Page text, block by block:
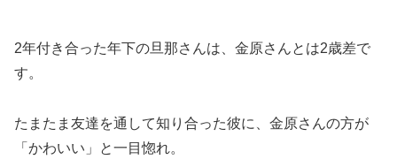
2年付き合った年下の旦那さんは、金原さんとは2歳差で
す。
たまたま友達を通して知り合った彼に、金原さんの方が
「かわいい」と一目惚れ。